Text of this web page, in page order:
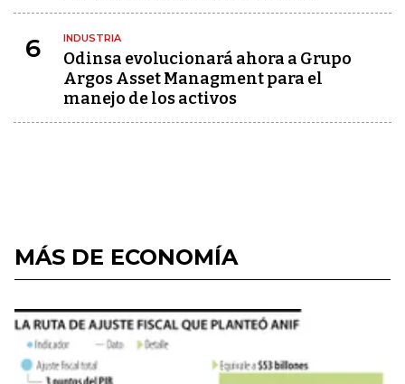
6 INDUSTRIA
Odinsa evolucionará ahora a Grupo
Argos Asset Managment para el
manejo de los activos
MÁS DE ECONOMÍA